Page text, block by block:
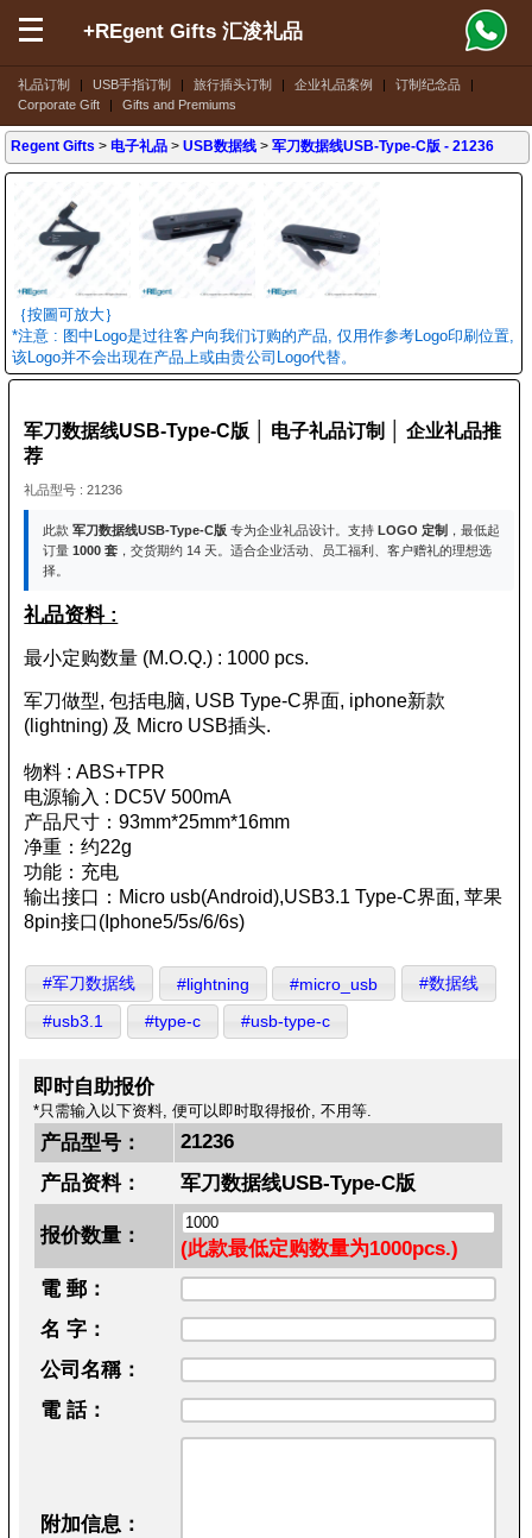
礼品订制 | USB手指订制 | 旅行插头订制 | 企业礼品案例 | 订制纪念品
|
Corporate Gift
| Gifts and Premiums
+REgent Gifts 汇浚礼品
Regent Gifts >电子礼品 >USB数据线 >军刀数据线USB-Type-C版 - 21236
｛按圖可放大｝
*注意 : 图中Logo是过往客户向我们订购的产品, 仅用作参考Logo印刷位置,
该Logo并不会出现在产品上或由贵公司Logo代替。
军刀数据线USB-Type-C版 │ 电子礼品订制 │ 企业礼品推
荐
礼品型号 : 21236
此款 军刀数据线USB-Type-C版专为企业礼品设计。支持 LOGO 定制 ，最低起
订量 1000 套，交货期约 14 天。适合企业活动、员工福利、客户赠礼的理想选
择。
礼品资料 :
最小定购数量 (M.O.Q.) : 1000 pcs.
军刀做型, 包括电脑, USB Type-C界面, iphone新款
(lightning) 及 Micro USB插头.
物料 : ABS+TPR
电源输入 : DC5V 500mA
产品尺寸：93mm*25mm*16mm
净重：约22g
功能：充电
输出接口：Micro usb(Android),USB3.1 Type-C界面, 苹果
8pin接口(Iphone5/5s/6/6s)
#军刀数据线 #lightning #micro_usb #数据线
#usb3.1 #type-c #usb-type-c
即时自助报价
*只需输入以下资料, 便可以即时取得报价, 不用等.
产品型号：
21236
产品资料：
军刀数据线USB-Type-C版
报价数量：
(此款最低定购数量为1000pcs.)
電 郵：
名 字：
公司名稱：
電 話：
附加信息：